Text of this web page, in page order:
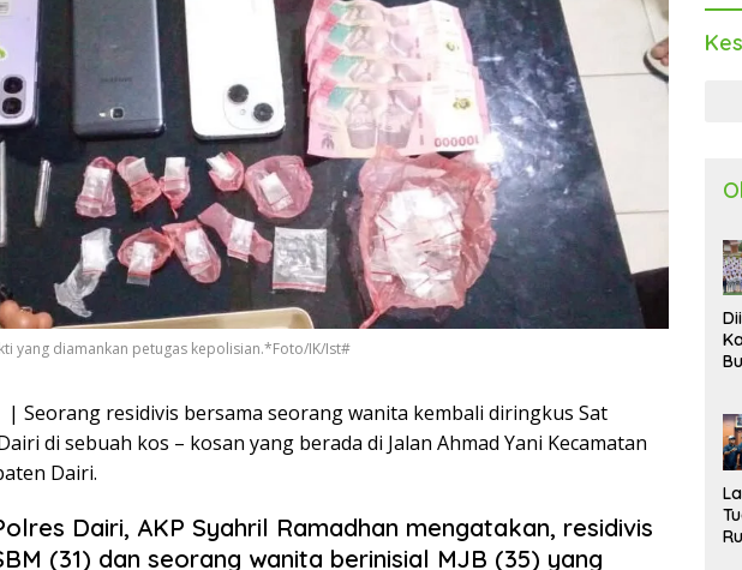
yang diamankan petugas kepolisian.*Foto/IK/Ist#
| Seorang residivis bersama seorang wanita kembali diringkus Sat
di sebuah kos – kosan yang berada di Jalan Ahmad Yani Kecamatan
Dairi.
Dairi, AKP Syahril Ramadhan mengatakan, residivis
(31) dan seorang wanita berinisial MJB (35) yang